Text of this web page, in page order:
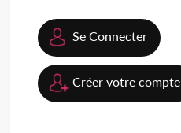
Se Connecter
Créer votre compte